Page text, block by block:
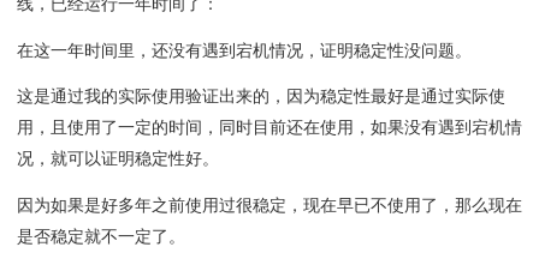
在这一年时间里，还没有遇到宕机情况，证明稳定性没问题。
这是通过我的实际使用验证出来的，因为稳定性最好是通过实际使
用，且使用了一定的时间，同时目前还在使用，如果没有遇到宕机情
况，就可以证明稳定性好。
因为如果是好多年之前使用过很稳定，现在早已不使用了，那么现在
是否稳定就不一定了。